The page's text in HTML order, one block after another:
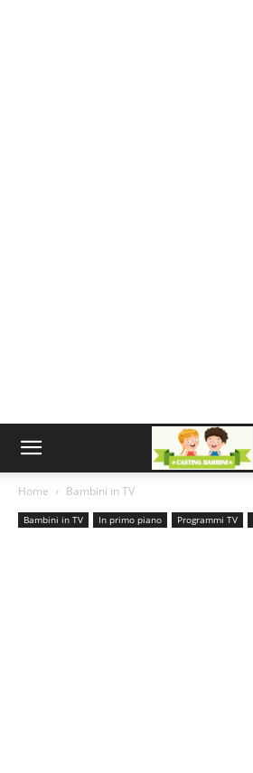
Home Bambini in TV
Bambini in TV In primo piano Programmi TV